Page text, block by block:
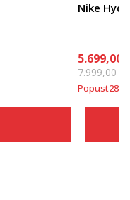
Nike
5.699,00
7.999,00
Popust28%